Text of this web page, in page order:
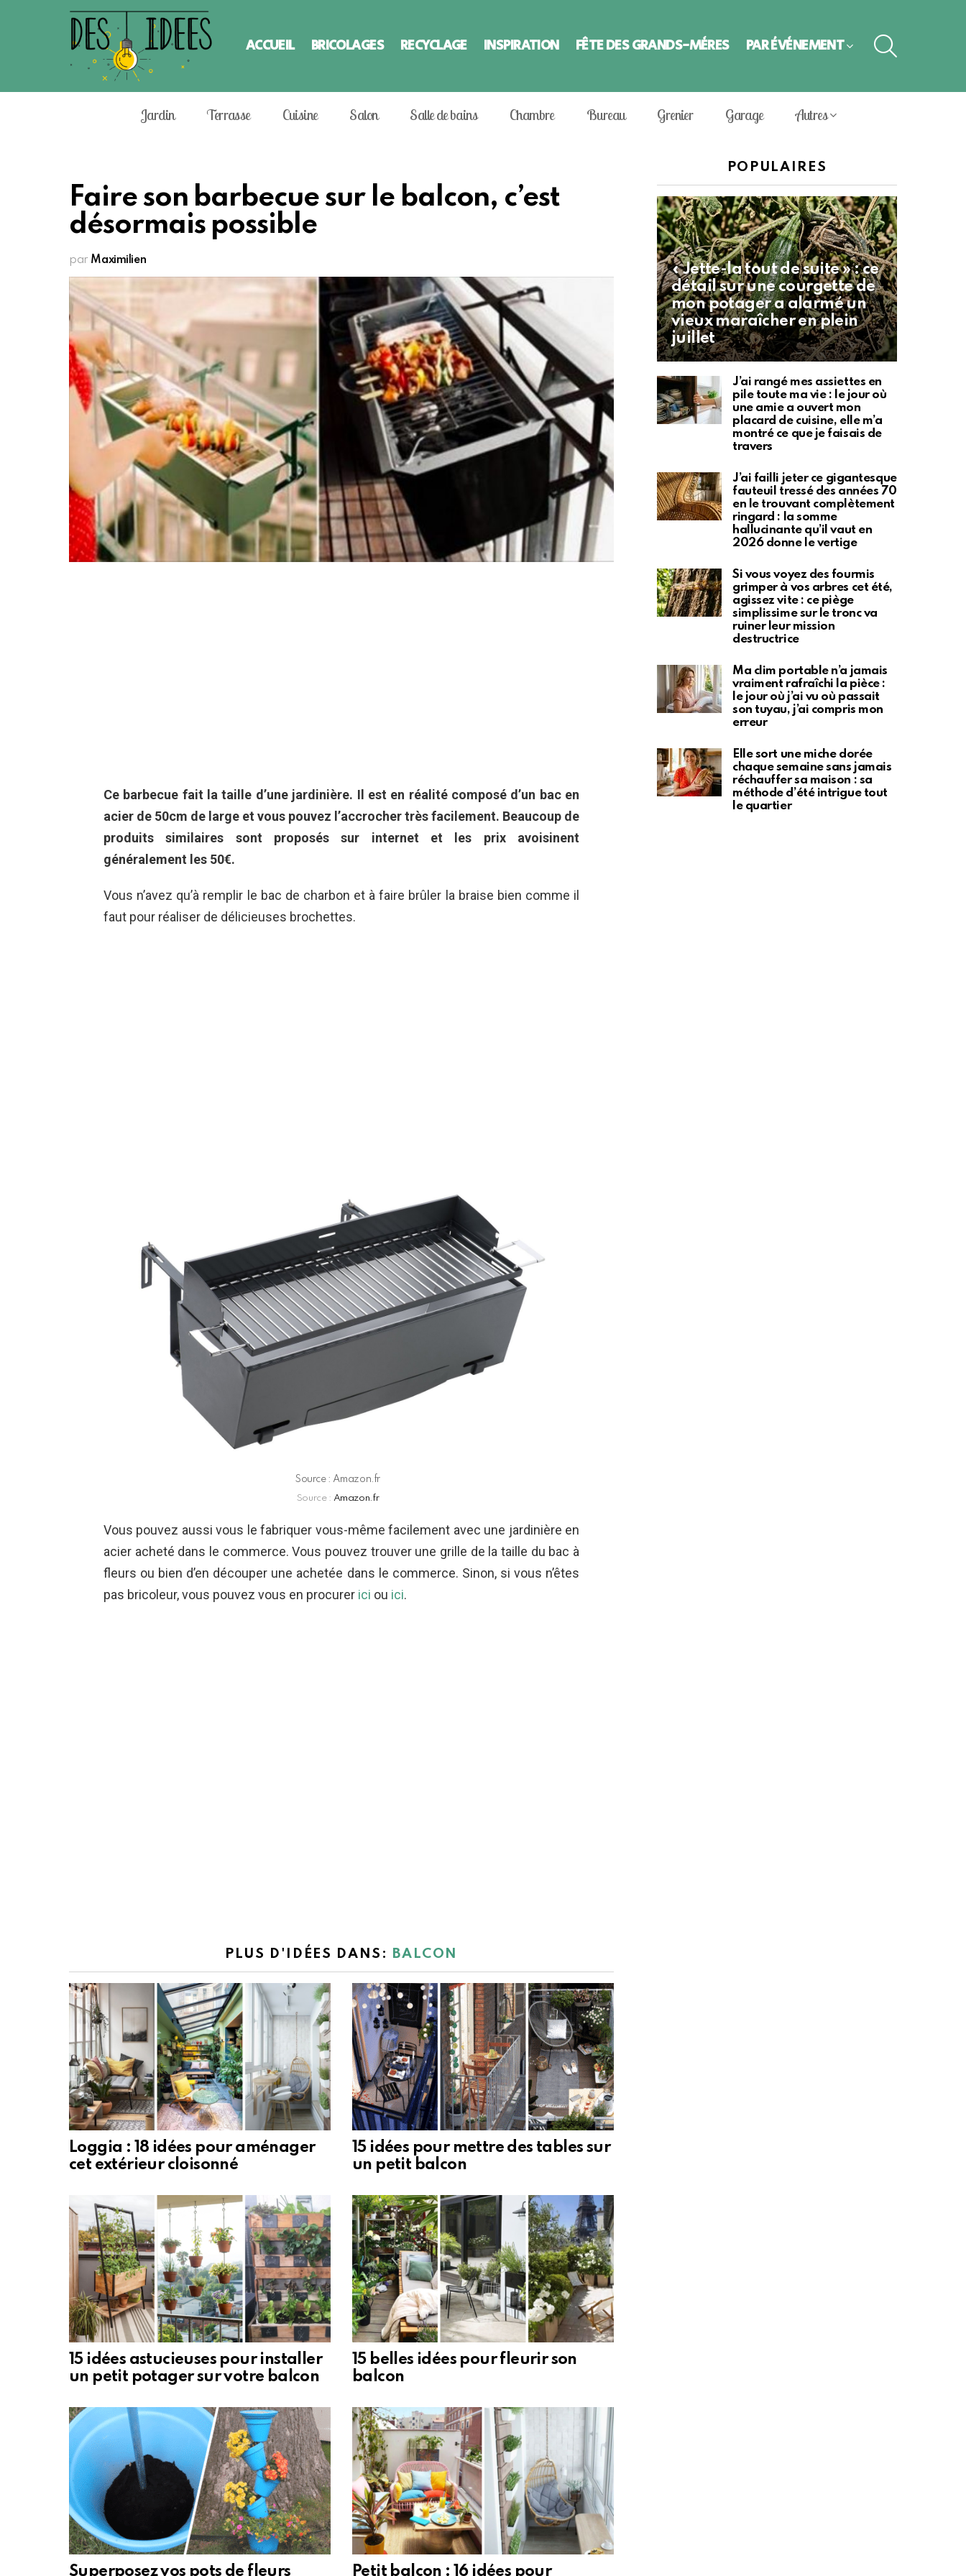
ACCUEIL BRICOLAGES RECYCLAGE INSPIRATION FÊTE DES GRANDS-MÈRES PAR ÉVÈNEMENT
Jardin Terrasse Cuisine Salon Salle de bains Chambre Bureau Grenier Garage Autres
Faire son barbecue sur le balcon, c’est
désormais possible
par Maximilien
Ce barbecue fait la taille d’une jardinière. Il est en réalité composé d’un bac en
acier de 50cm de large et vous pouvez l’accrocher très facilement. Beaucoup de
produits similaires sont proposés sur internet et les prix avoisinent
généralement les 50€.
Vous n’avez qu’à remplir le bac de charbon et à faire brûler la braise bien comme il
faut pour réaliser de délicieuses brochettes.
Source : Amazon.fr
Source : Amazon.fr
Vous pouvez aussi vous le fabriquer vous-même facilement avec une jardinière en
acier acheté dans le commerce. Vous pouvez trouver une grille de la taille du bac à
fleurs ou bien d’en découper une achetée dans le commerce. Sinon, si vous n’êtes
pas bricoleur, vous pouvez vous en procurer ici ou ici.
PLUS D'IDÉES DANS: BALCON
Loggia : 18 idées pour aménager
cet extérieur cloisonné
15 idées pour mettre des tables sur
un petit balcon
15 idées astucieuses pour installer
un petit potager sur votre balcon
15 belles idées pour fleurir son
balcon
Superposez vos pots de fleurs Petit balcon : 16 idées pour
POPULAIRES
« Jette-la tout de suite » : ce
détail sur une courgette de
mon potager a alarmé un
vieux maraîcher en plein
juillet
J’ai rangé mes assiettes en
pile toute ma vie : le jour où
une amie a ouvert mon
placard de cuisine, elle m’a
montré ce que je faisais de
travers
J’ai failli jeter ce gigantesque
fauteuil tressé des années 70
en le trouvant complètement
ringard : la somme
hallucinante qu’il vaut en
2026 donne le vertige
Si vous voyez des fourmis
grimper à vos arbres cet été,
agissez vite : ce piège
simplissime sur le tronc va
ruiner leur mission
destructrice
Ma clim portable n’a jamais
vraiment rafraîchi la pièce :
le jour où j’ai vu où passait
son tuyau, j’ai compris mon
erreur
Elle sort une miche dorée
chaque semaine sans jamais
réchauffer sa maison : sa
méthode d’été intrigue tout
le quartier